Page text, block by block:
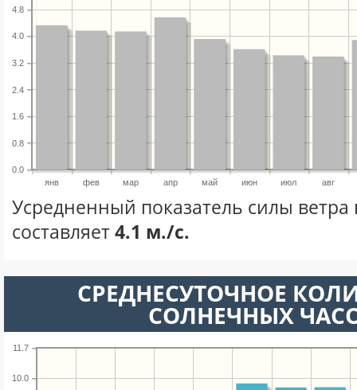
янв фев мар апр май июн июл авг
0.0
0.8
1.6
2.4
3.2
4.0
4.8
Усредненный показатель силы ветра
составляет4.1 м./с.
СРЕДНЕСУТОЧНОЕ
СОЛНЕЧНЫХ
10.0
11.7